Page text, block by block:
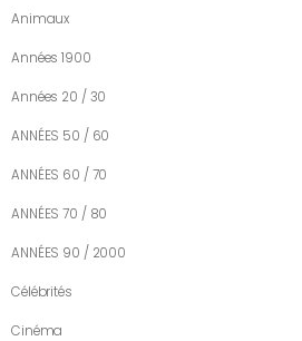
Animaux
Années 1900
Années 20 / 30
ANNÉES 50 / 60
ANNÉES 60 / 70
ANNÉES 70 / 80
ANNÉES 90 / 2000
Célébrités
Cinéma